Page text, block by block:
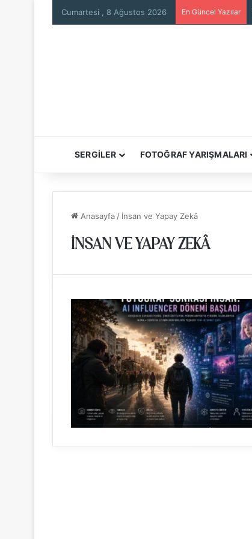
Cumartesi , 8 Ağustos 2026 En Güncel Yazılar
SERGİLER FOTOĞRAF YARIŞMALARI
Anasayfa / İnsan ve Yapay Zekâ
İNSAN VE YAPAY ZEKÂ